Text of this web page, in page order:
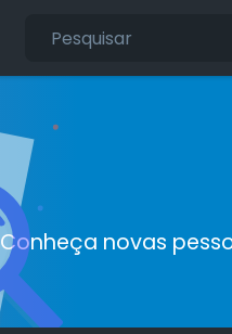
Conheça novas